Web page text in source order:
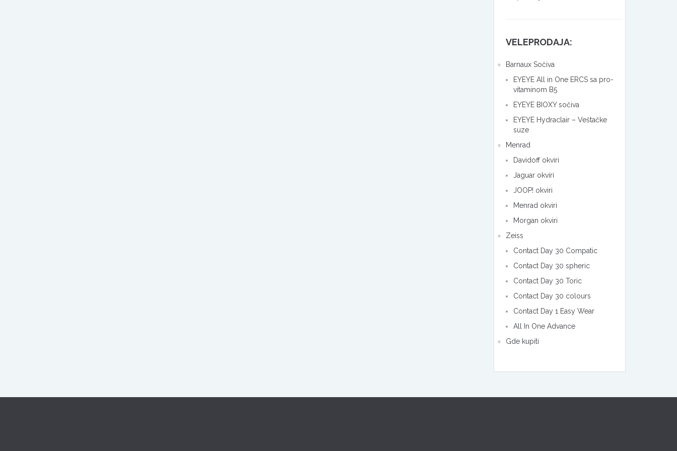
VELEPRODAJA:
Barnaux Sočiva
EYEYE All in One ERCS sa pro-
vitaminom B5
EYEYE BIOXY sočiva
EYEYE Hydraclair – Veštačke
suze
Menrad
Davidoff okviri
Jaguar okviri
JOOP! okviri
Menrad okviri
Morgan okviri
Zeiss
Contact Day 30 Compatic
Contact Day 30 spheric
Contact Day 30 Toric
Contact Day 30 colours
Contact Day 1 Easy Wear
All In One Advance
Gde kupiti